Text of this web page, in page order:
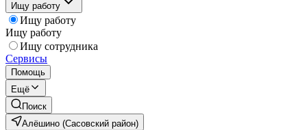
Ищу работу
Ищу работу
Ищу работу
Ищу сотрудника
Сервисы
Помощь
Ещё
Поиск
Алёшино (Сасовский район)